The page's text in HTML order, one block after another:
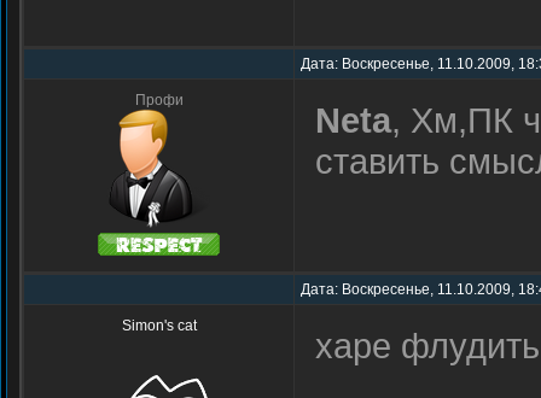
Дата: Воскресенье, 11.10.2009,
Профи Neta, Хм,ПК
ставить
Дата: Воскресенье, 11.10.2009,
Simon's cat харе